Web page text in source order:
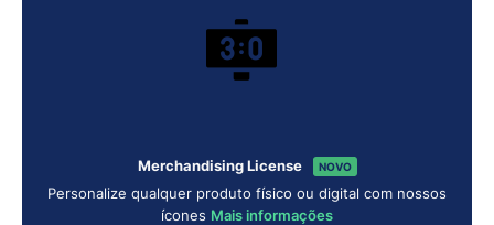
Merchandising License NOVO
Personalize qualquer produto físico ou digital com nossos
ícones Mais informações